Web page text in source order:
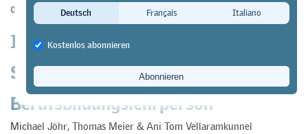
der Berufsbildung
Impulse aus Australien für den
Schweizer Bildungsgang zur
Berufsbildungslehrperson
Michael Jöhr, Thomas Meier &Ani Tom Vellaramkunnel
Deutsch
Français Italiano
Kostenlos abonnieren